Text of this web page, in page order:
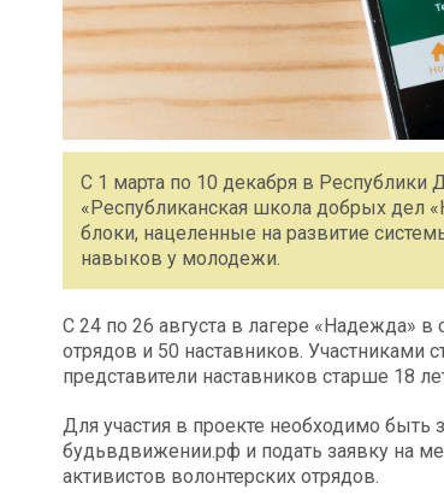
С 1 марта по 10 декабря в Республики
«Республиканская школа добрых дел
блоки, нацеленные на развитие
навыков у молодежи.
С 24 по 26 августа в лагере «Надежда» в
отрядов и 50 наставников. Участниками
представители наставников старше 18
Для участия в проекте необходимо
будьвдвижении.рф и подать заявку на
активистов волонтерских отрядов.